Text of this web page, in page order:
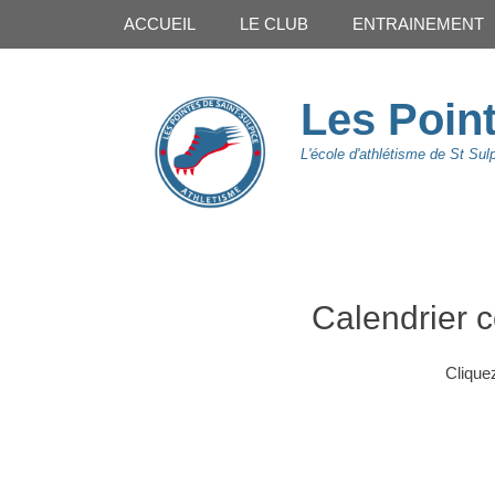
Les
L'école d'athlétisme de St
Premier Menu
ACCUEIL LE CLUB ENTRAINEMENT
Calendrier